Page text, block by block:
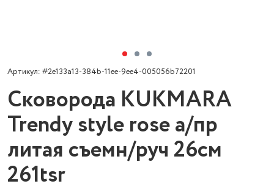
Артикул: #2e133a13-384b-11ee-9ee4-005056b72201
Сковорода KUKMARA
Trendy style rose а/пр
литая съемн/руч 26см
261tsr